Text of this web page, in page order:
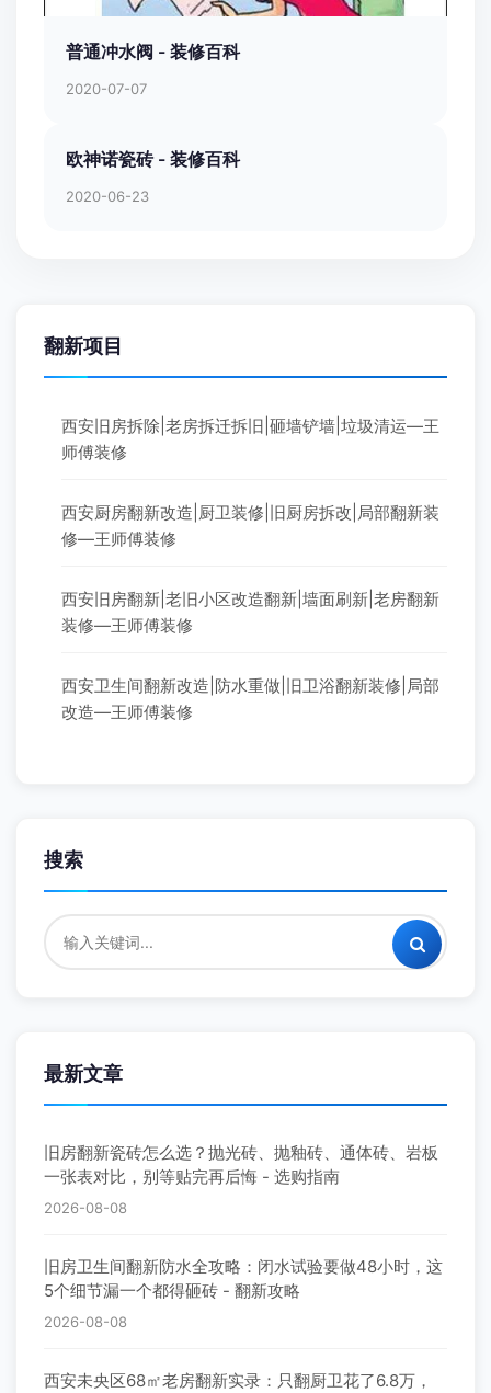
普通冲水阀 - 装修百科
2020-07-07
欧神诺瓷砖 - 装修百科
2020-06-23
翻新项目
西安旧房拆除|老房拆迁拆旧|砸墙铲墙|垃圾清运—王
师傅装修
西安厨房翻新改造|厨卫装修|旧厨房拆改|局部翻新装
修—王师傅装修
西安旧房翻新|老旧小区改造翻新|墙面刷新|老房翻新
装修—王师傅装修
西安卫生间翻新改造|防水重做|旧卫浴翻新装修|局部
改造—王师傅装修
搜索
最新文章
旧房翻新瓷砖怎么选？抛光砖、抛釉砖、通体砖、岩板
一张表对比，别等贴完再后悔 - 选购指南
2026-08-08
旧房卫生间翻新防水全攻略：闭水试验要做48小时，这
5个细节漏一个都得砸砖 - 翻新攻略
2026-08-08
西安未央区68㎡老房翻新实录：只翻厨卫花了6.8万，